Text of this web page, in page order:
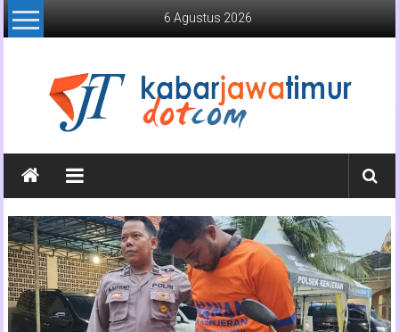
Lompat
ke
6 Agustus 2026
Kabar
Jawa
Timur
Media
Online
Jawa
Timur